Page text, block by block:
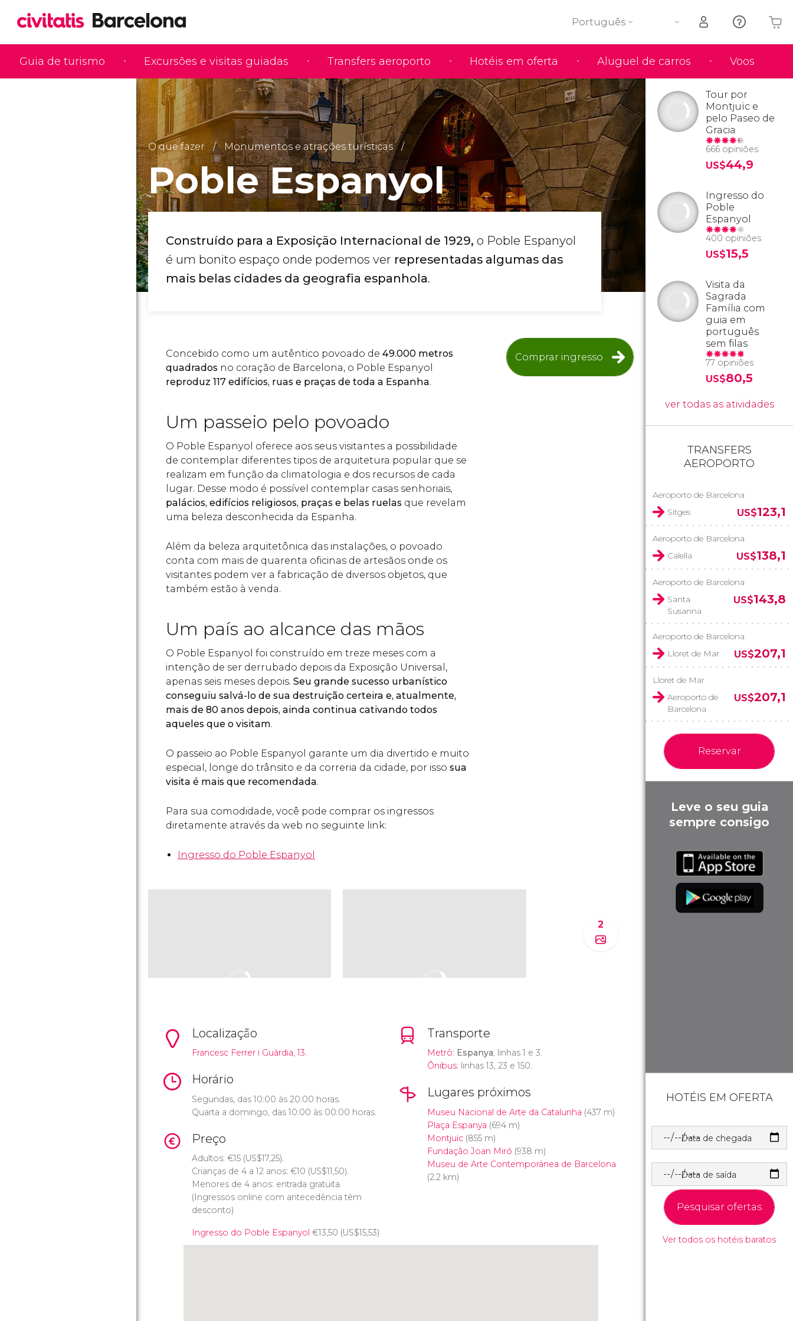
Guia de turismo Excursões e visitas guiadas Transfers aeroporto Hotéis em oferta Aluguel de carros Voos
Português
O seu carrinho está vazio
O que fazer Monumentos e atrações turísticas
Poble Espanyol
Construído para a Exposição Internacional de 1929, o Poble Espanyol
é um bonito espaço onde podemos ver representadas algumas das
mais belas cidades da geografia espanhola.
Comprar ingresso
Concebido como um autêntico povoado de 49.000 metros
quadrados no coração de Barcelona, o Poble Espanyol
reproduz 117 edifícios, ruas e praças de toda a Espanha.
Um passeio pelo povoado
O Poble Espanyol oferece aos seus visitantes a possibilidade
de contemplar diferentes tipos de arquitetura popular que se
realizam em função da climatologia e dos recursos de cada
lugar. Desse modo é possível contemplar casas senhoriais,
palácios, edifícios religiosos, praças e belas ruelas que revelam
uma beleza desconhecida da Espanha.
Além da beleza arquitetônica das instalações, o povoado
conta com mais de quarenta oficinas de artesãos onde os
visitantes podem ver a fabricação de diversos objetos, que
também estão à venda.
Um país ao alcance das mãos
O Poble Espanyol foi construído em treze meses com a
intenção de ser derrubado depois da Exposição Universal,
apenas seis meses depois. Seu grande sucesso urbanístico
conseguiu salvá-lo de sua destruição certeira e, atualmente,
mais de 80 anos depois, ainda continua cativando todos
aqueles que o visitam.
O passeio ao Poble Espanyol garante um dia divertido e muito
especial, longe do trânsito e da correria da cidade, por isso sua
visita é mais que recomendada.
Para sua comodidade, você pode comprar os ingressos
diretamente através da web no seguinte link:
Ingresso do Poble Espanyol
2
Localização
Francesc Ferrer i Guàrdia, 13.
Horário
Segundas, das 10:00 às 20:00 horas.
Quarta a domingo, das 10:00 às 00:00 horas.
Preço
Adultos: €15 (US$17,25).
Crianças de 4 a 12 anos: €10 (US$11,50).
Menores de 4 anos: entrada gratuita.
(Ingressos online com antecedência têm
desconto)
Ingresso do Poble Espanyol €13,50 (US$15,53)
Transporte
Metrô: Espanya, linhas 1 e 3.
Ônibus: linhas 13, 23 e 150.
Lugares próximos
Museu Nacional de Arte da Catalunha (437 m)
Plaça Espanya (694 m)
Montjuïc(855 m)
Fundação Joan Miró (938 m)
Museu de Arte Contemporânea de Barcelona
(2.2 km)
Tour por
Montjuïc e
pelo Paseo de
Gracia
666 opiniões
US$44,9
Ingresso do
Poble
Espanyol
400 opiniões
US$15,5
Visita da
Sagrada
Família com
guia em
português
sem filas
77 opiniões
US$80,5
ver todas as atividades
TRANSFERS
AEROPORTO
Aeroporto de Barcelona
Sitges
US$123,1
Aeroporto de Barcelona
Calella
US$138,1
Aeroporto de Barcelona
Santa
Susanna
US$143,8
Aeroporto de Barcelona
Lloret de Mar
US$207,1
Lloret de Mar
Aeroporto de
Barcelona
US$207,1
Reservar
Leve o seu guia
sempre consigo
HOTÉIS EM OFERTA
Data de chegada
Data de saída
Pesquisar ofertas
Ver todos os hotéis baratos